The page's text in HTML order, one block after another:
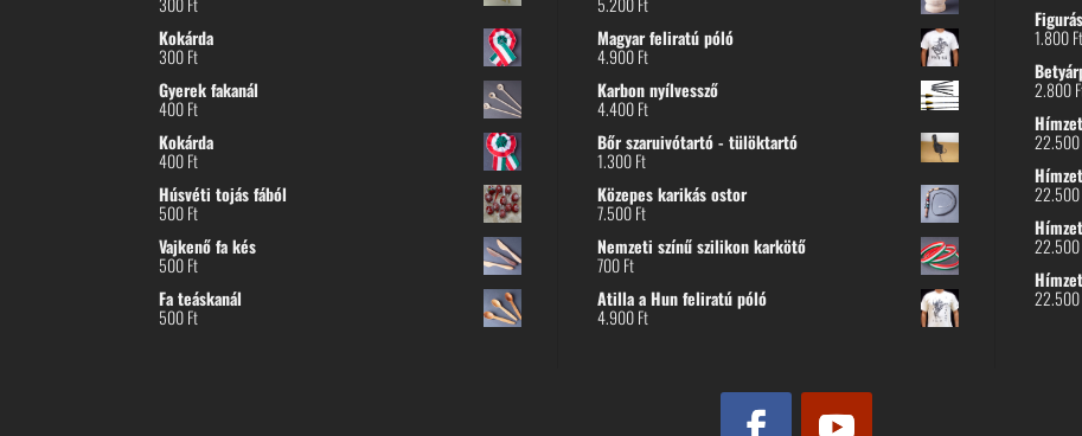
Kokárda
300Ft
Gyerek fakanál
400Ft
Kokárda
400Ft
Húsvéti tojás fából
500Ft
Vajkenő fa kés
500Ft
Fa teáskanál
500Ft
Magyar feliratú póló
4.900Ft
Karbon nyílvessző
4.400Ft
Bőr szaruivótartó - tülöktartó
1.300Ft
Közepes karikás ostor
7.500Ft
Nemzeti színű szilikon karkötő
700Ft
Atilla a Hun feliratú póló
4.900Ft
1.800Ft
2.800
22.500
22.500
22.500
22.500